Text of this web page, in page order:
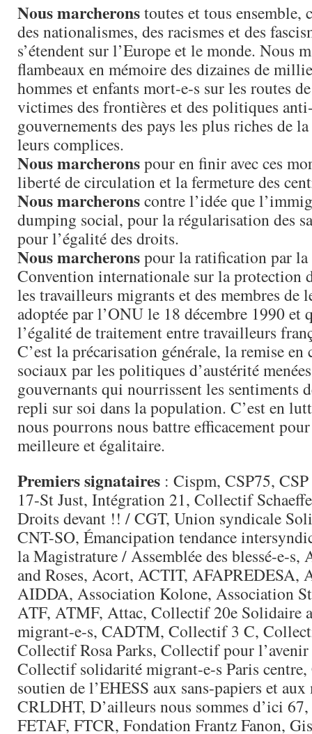
Nous marcheronstoutes et tous ensemble,
des nationalismes, des racismes et des
s’étendent sur l’Europe et le monde. Nous
flambeaux en mémoire des dizaines de
hommes et enfants mort-e-s sur les routes
victimes des frontières et des politiques
gouvernements des pays les plus riches de
leurs complices.
Nous marcheronspour en finir avec ces
liberté de circulation et la fermeture des
Nous marcheronscontre l’idée que
dumping social, pour la régularisation des
pour l’égalité des droits.
Nous marcheronspour la ratification par la
Convention internationale sur la protection
les travailleurs migrants et des membres de
adoptée par l’ONU le 18 décembre 1990 et
l’égalité de traitement entre travailleurs
C’est la précarisation générale, la remise en
sociaux par les politiques d’austérité
gouvernants qui nourrissent les sentiments
repli sur soi dans la population. C’est en
nous pourrons nous battre efficacement
meilleure et égalitaire.
Premiers signataires : Cispm, CSP75,
17-St Just, Intégration 21, Collectif
Droits devant !! / CGT, Union syndicale
CNT-SO, Émancipation tendance
la Magistrature / Assemblée des blessé-e-s,
and Roses, Acort, ACTIT, AFAPREDESA,
AIDDA, Association Kolone, Association
ATF, ATMF, Attac, Collectif 20e Solidaire
migrant-e-s, CADTM, Collectif 3 C,
Collectif Rosa Parks, Collectif pour l’avenir
Collectif solidarité migrant-e-s Paris
soutien de l’EHESS aux sans-papiers et
CRLDHT, D’ailleurs nous sommes d’ici
FETAF, FTCR, Fondation Frantz Fanon,